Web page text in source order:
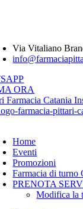
Via Vitaliano
ORA
Home
Eventi
Promozioni
Farmacia di turno
PRENOTA
Modifica la